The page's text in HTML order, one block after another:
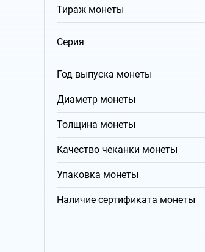
Тираж монеты
Серия
Год выпуска монеты
Диаметр монеты
Толщина монеты
Качество чеканки монеты
Упаковка монеты
Наличие сертификата монеты